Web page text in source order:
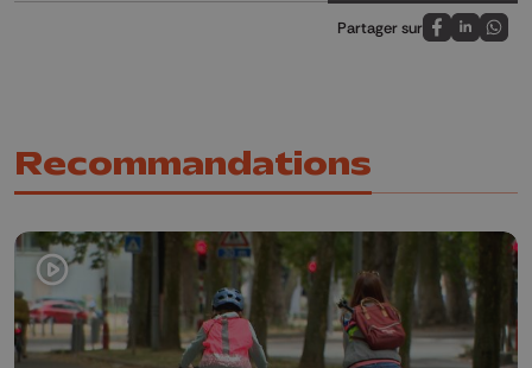
Partager sur
Partagez sur
Partagez
Recommandations